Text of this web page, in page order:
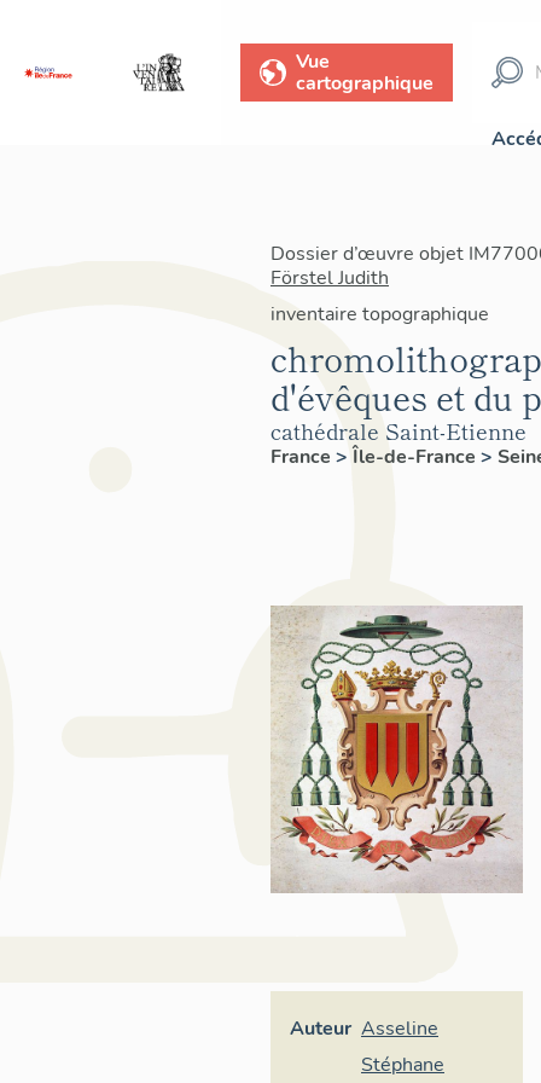
Vue
cartographique
Dossier d’œuvre objet
Förstel Judith
inventaire topographique
d'évêques et du
cathédrale Saint-Etienne
France > Île-de-France >
Auteur Asseline
Stéphane